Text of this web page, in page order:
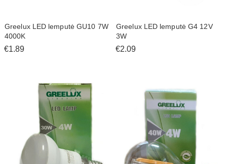
Greelux LED lemputė GU10 7W
4000K
€1.89
Greelux LED lemputė G4 12V
3W
€2.09